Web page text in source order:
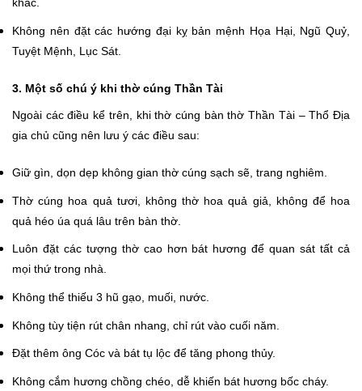
khác.
Không nên đặt các hướng đại kỵ bản mệnh Họa Hại, Ngũ Quỷ,
Tuyệt Mệnh, Lục Sát.
3. Một số chú ý khi thờ cúng Thần Tài
Ngoài các điều kể trên, khi thờ cúng bàn thờ Thần Tài – Thổ Địa
gia chủ cũng nên lưu ý các điều sau:
Giữ gìn, dọn dẹp không gian thờ cúng sạch sẽ, trang nghiêm.
Thờ cúng hoa quả tươi, không thờ hoa quả giả, không để hoa
quả héo úa quá lâu trên bàn thờ.
Luôn đặt các tượng thờ cao hơn bát hương để quan sát tất cả
mọi thứ trong nhà.
Không thể thiếu 3 hũ gạo, muối, nước.
Không tùy tiện rút chân nhang, chỉ rút vào cuối năm.
Đặt thêm ông Cóc và bát tụ lộc để tăng phong thủy.
Không cắm hương chồng chéo, dễ khiến bát hương bốc cháy.